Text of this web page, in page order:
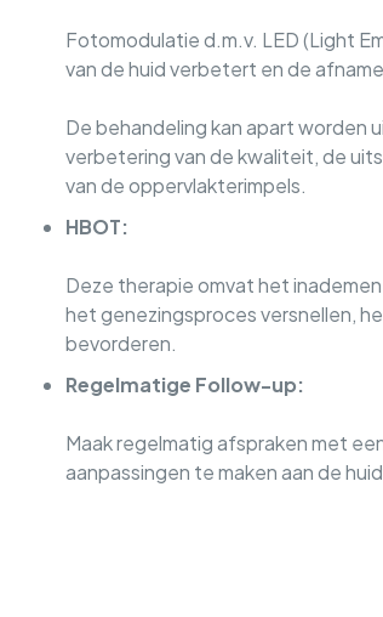
Fotomodulatie d.m.v. LED (Light
van de huid verbetert en de
De behandeling kan apart worden
verbetering van de kwaliteit, de
van de oppervlakterimpels.
HBOT:
Deze therapie omvat het
het genezingsproces versnellen,
bevorderen.
Regelmatige Follow-up:
Maak regelmatig afspraken met
aanpassingen te maken aan de